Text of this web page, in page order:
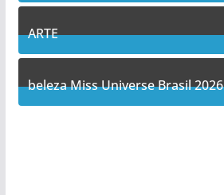
12Posts
ARTE
5Posts
beleza Miss Universe Brasil 2026